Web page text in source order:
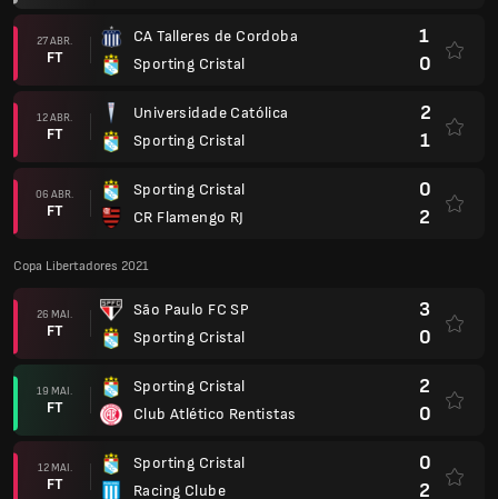
27 ABR.
FT
CA Talleres de Cordoba
Sporting Cristal
1
0
12 ABR.
FT
Universidade Católica
Sporting Cristal
2
1
06 ABR.
FT
Sporting Cristal
CR Flamengo RJ
0
2
Copa Libertadores 2021
26 MAI.
FT
São Paulo FC SP
Sporting Cristal
3
0
19 MAI.
FT
Sporting Cristal
Club Atlético Rentistas
2
0
12 MAI.
FT
Sporting Cristal
Racing Clube
0
2